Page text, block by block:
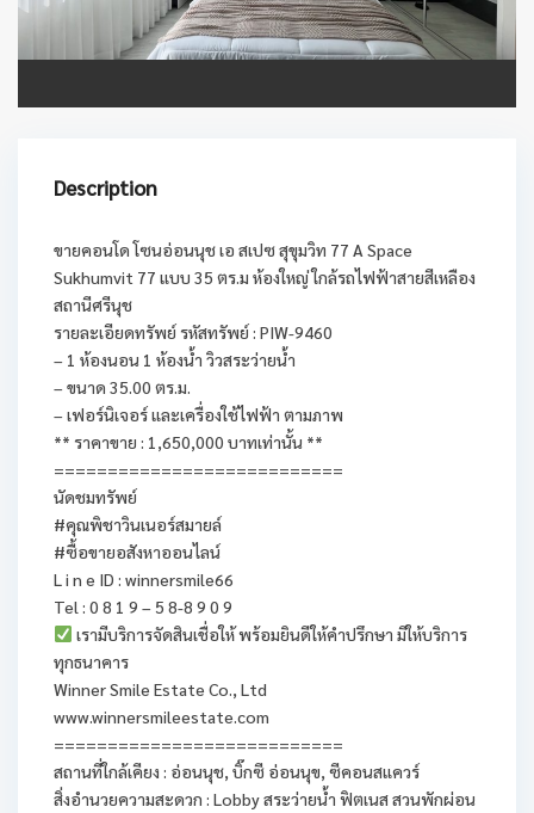
Description
ขายคอนโด โซนอ่อนนุช เอ สเปซ สุขุมวิท 77 A Space
Sukhumvit 77 แบบ 35 ตร.ม ห้องใหญ่ ใกล้รถไฟฟ้าสายสีเหลือง
สถานีศรีนุช
รายละเอียดทรัพย์ รหัสทรัพย์ : PIW-9460
– 1 ห้องนอน 1 ห้องน้ำ วิวสระว่ายน้ำ
– ขนาด 35.00 ตร.ม.
– เฟอร์นิเจอร์ และเครื่องใช้ไฟฟ้า ตามภาพ
** ราคาขาย : 1,650,000 บาทเท่านั้น **
===========================
นัดชมทรัพย์
#คุณพิชาวินเนอร์สมายล์
#ซื้อขายอสังหาออนไลน์
L i n e ID : winnersmile66
Tel : 0 8 1 9 – 5 8-8 9 0 9
เรามีบริการจัดสินเชื่อให้ พร้อมยินดีให้คำปรึกษา มีให้บริการ
ทุกธนาคาร
Winner Smile Estate Co., Ltd
www.winnersmileestate.com
=========================== ‎
สถานที่ใกล้เคียง : อ่อนนุช, บิ๊กซี อ่อนนุข, ซีคอนสแควร์
สิ่งอำนวยความสะดวก : Lobby สระว่ายน้ำ ฟิตเนส สวนพักผ่อน